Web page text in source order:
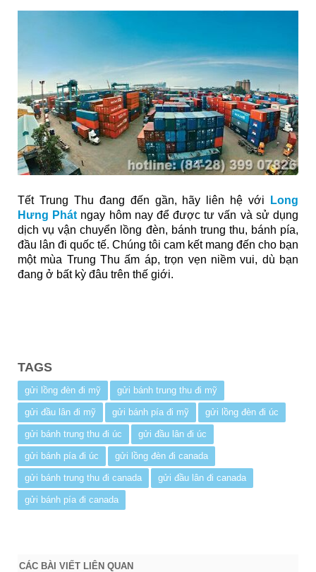
Tết Trung Thu đang đến gần, hãy liên hệ với
Long
Hưng Phát ngay hôm nay để được tư vấn và sử dụng
dịch vụ vận chuyển lồng đèn, bánh trung thu, bánh pía,
đầu lân đi quốc tế. Chúng tôi cam kết mang đến cho bạn
một mùa Trung Thu ấm áp, trọn vẹn niềm vui, dù bạn
đang ở bất kỳ đâu trên thế giới.
TAGS
gửi lồng đèn đi mỹ gửi bánh trung thu đi mỹ
gửi đầu lân đi mỹ gửi bánh pía đi mỹ gửi lồng đèn đi úc
gửi bánh trung thu đi úc gửi đầu lân đi úc
gửi bánh pía đi úc gửi lồng đèn đi canada
gửi bánh trung thu đi canada gửi đầu lân đi canada
gửi bánh pía đi canada
CÁC BÀI VIẾT LIÊN QUAN